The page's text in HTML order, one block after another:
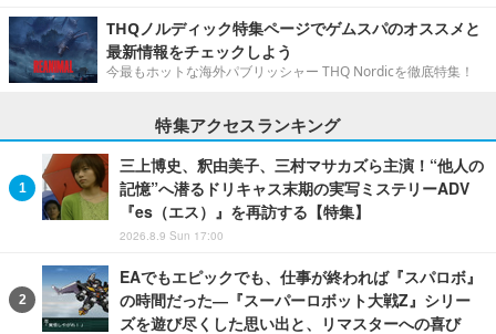
THQノルディック特集ページでゲムスパのオススメと
最新情報をチェックしよう
今最もホットな海外パブリッシャー THQ Nordicを徹底特集！
特集アクセスランキング
三上博史、釈由美子、三村マサカズら主演！“他人の
記憶”へ潜るドリキャス末期の実写ミステリーADV
『es（エス）』を再訪する【特集】
2026.8.9 Sun 17:00
EAでもエピックでも、仕事が終われば『スパロボ』
の時間だった―『スーパーロボット大戦Z』シリー
ズを遊び尽くした思い出と、リマスターへの喜び